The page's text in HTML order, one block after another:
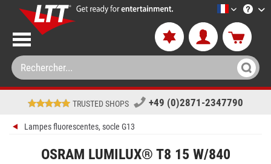
LTT-
TRUSTED SHOPS +49 (0)2871-2347790
Lampes fluorescentes, socle G13
OSRAM LUMILUX® T8 15 W/840